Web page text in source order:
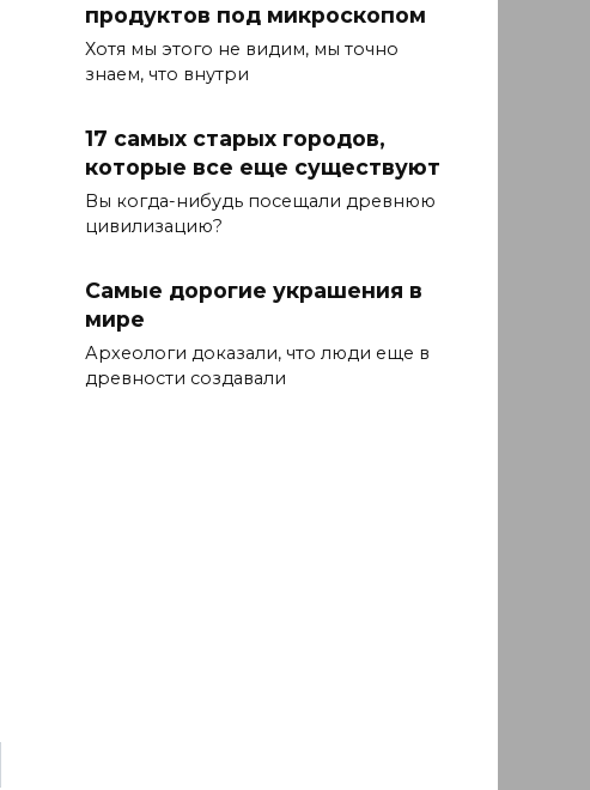
продуктов под микроскопом
Хотя мы этого не видим, мы точно
знаем, что внутри
17 самых старых городов,
которые все еще существуют
Вы когда-нибудь посещали древнюю
цивилизацию?
Самые дорогие украшения в
мире
Археологи доказали, что люди еще в
древности создавали